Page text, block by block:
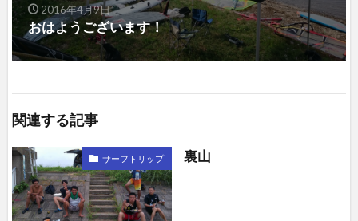
2016年4月9日
おはようございます！
関連する記事
サーフトリップ 裏山